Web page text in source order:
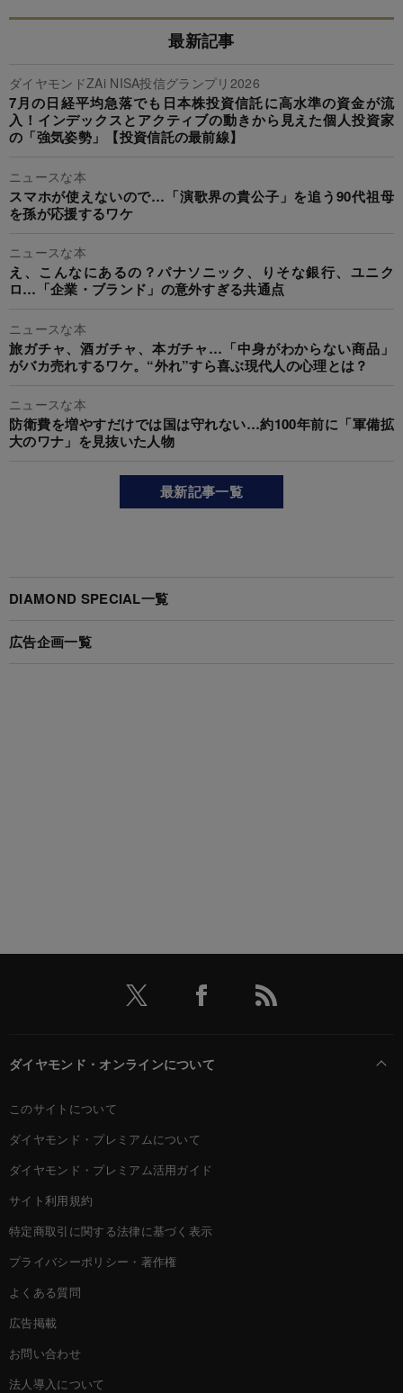
最新記事
ダイヤモンドZAi NISA投信グランプリ2026
7月の日経平均急落でも日本株投資信託に高水準の資金が流
入！インデックスとアクティブの動きから見えた個人投資家
の「強気姿勢」【投資信託の最前線】
ニュースな本
スマホが使えないので…「演歌界の貴公子」を追う90代祖母
を孫が応援するワケ
ニュースな本
え、こんなにあるの？パナソニック、りそな銀行、ユニク
ロ…「企業・ブランド」の意外すぎる共通点
ニュースな本
旅ガチャ、酒ガチャ、本ガチャ…「中身がわからない商品」
がバカ売れするワケ。“外れ”すら喜ぶ現代人の心理とは？
ニュースな本
防衛費を増やすだけでは国は守れない…約100年前に「軍備拡
大のワナ」を見抜いた人物
最新記事一覧
DIAMOND SPECIAL一覧
広告企画一覧
ダイヤモンド・オンラインについて
このサイトについて
ダイヤモンド・プレミアムについて
ダイヤモンド・プレミアム活用ガイド
サイト利用規約
特定商取引に関する法律に基づく表示
プライバシーポリシー・著作権
よくある質問
広告掲載
お問い合わせ
法人導入について